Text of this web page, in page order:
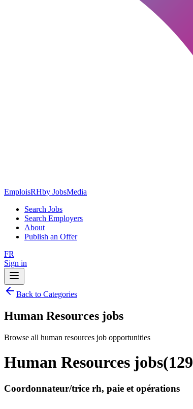
EmploisRHby JobsMedia
Search Jobs
Search Employers
About
Publish an Offer
FR
Sign in
Back to Categories
Human Resources jobs
Browse all human resources job opportunities
Human Resources jobs(129
Coordonnateur/trice rh, paie et opérations